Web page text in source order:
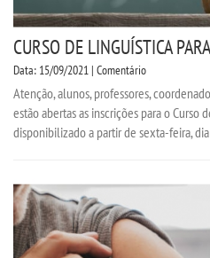
CURSO DE LINGUÍSTICA
Data: 15/09/2021 | Comentário
Atenção, alunos, professores,
estão abertas as inscrições para o Curso
disponibilizado a partir de sexta-feira,